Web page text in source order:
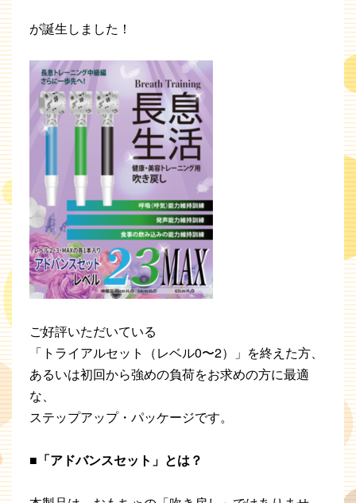
が誕生しました！
ご好評いただいている
「トライアルセット（レベル0〜2）」を終えた方、
あるいは初回から強めの負荷をお求めの方に最適
な、
ステップアップ・パッケージです。
■「アドバンスセット」とは？